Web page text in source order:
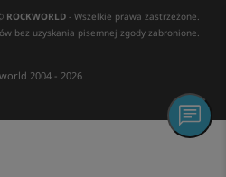
ROCKWORLD - Wszelkie prawa zastrzeżone.
bez uzyskania pisemnej zgody zabronione.
2004 - 2026